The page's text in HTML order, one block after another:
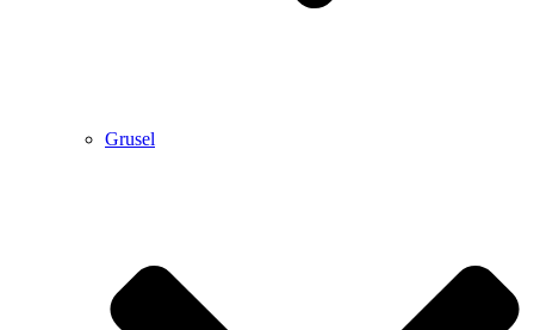
Grusel